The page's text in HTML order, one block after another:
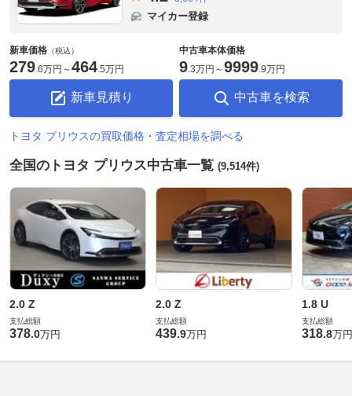
マイカー登録
新車価格 （税込）
279.6万円 ～464.5万円
新車見積り
中古車本体価格
9.3万円 ～9999.9万円
中古車を検索
トヨタ プリウスの買取価格・査定相場を調べる
全国のトヨタ プリウス中古車一覧 (9,514件)
2.0 Z
支払総額
378.0万円
2.0 Z
支払総額
439.9万円
1.8 U
支払総額
318.8万円